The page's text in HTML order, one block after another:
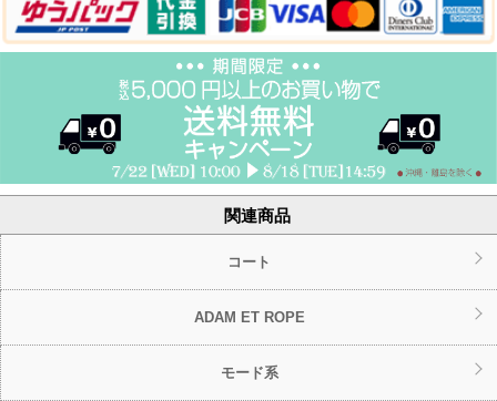
関連商品
コート
ADAM ET ROPE
モード系